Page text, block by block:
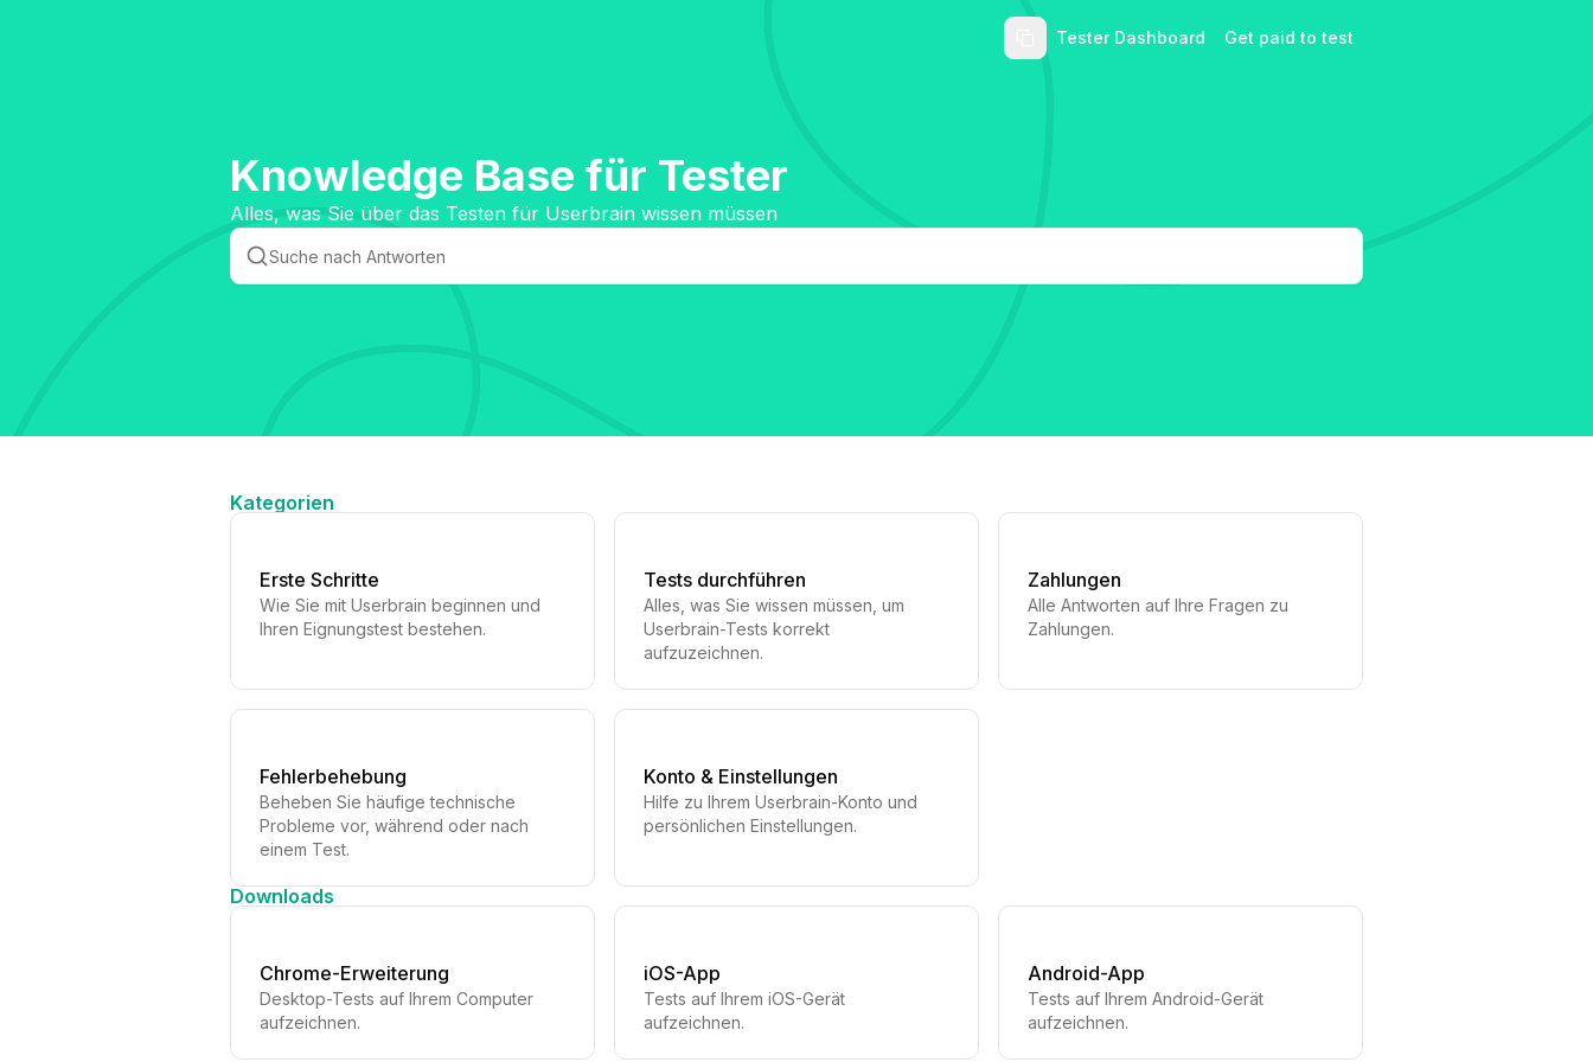
Tester Dashboard Get paid to test
Knowledge Base für Tester
Alles, was Sie über das Testen für Userbrain wissen müssen
Kategorien
Erste Schritte
Wie Sie mit Userbrain beginnen und
Ihren Eignungstest bestehen.
Tests durchführen
Alles, was Sie wissen müssen, um
Userbrain-Tests korrekt
aufzuzeichnen.
Zahlungen
Alle Antworten auf Ihre Fragen zu
Zahlungen.
Fehlerbehebung
Beheben Sie häufige technische
Probleme vor, während oder nach
einem Test.
Konto & Einstellungen
Hilfe zu Ihrem Userbrain-Konto und
persönlichen Einstellungen.
Downloads
Chrome-Erweiterung
Desktop-Tests auf Ihrem Computer
aufzeichnen.
iOS-App
Tests auf Ihrem iOS-Gerät
aufzeichnen.
Android-App
Tests auf Ihrem Android-Gerät
aufzeichnen.